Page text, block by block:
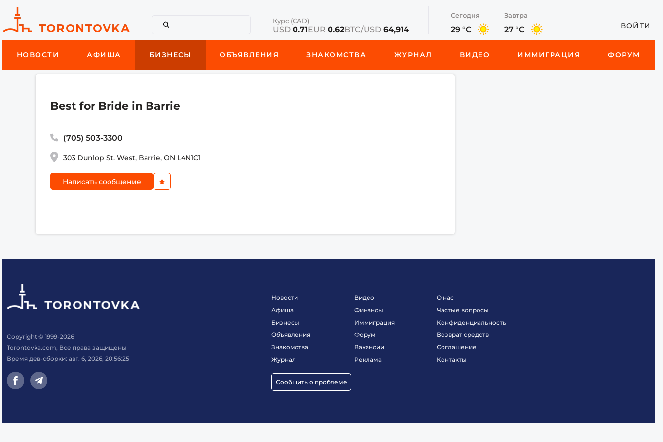
Курс (CAD)
USD 0.71EUR 0.62BTC/USD 64,914
Сегодня
29 °C
Завтра
27 °C ВОЙТИ
НОВОСТИ АФИША БИЗНЕСЫ ОБЪЯВЛЕНИЯ ЗНАКОМСТВА ЖУРНАЛ ВИДЕО ИММИГРАЦИЯ ФОРУМ
Best for Bride in Barrie
(705) 503-3300
303 Dunlop St. West, Barrie, ON L4N1C1
Написать сообщение
Copyright © 1999-2026
Torontovka.com, Все права защищены
Время дев-сборки: авг. 6, 2026, 20:56:25
Новости
Афиша
Бизнесы
Объявления
Знакомства
Журнал
Сообщить о проблеме
Видео
Финансы
Иммиграция
Форум
Вакансии
Реклама
О нас
Частые вопросы
Конфиденциальность
Возврат средств
Соглашение
Контакты